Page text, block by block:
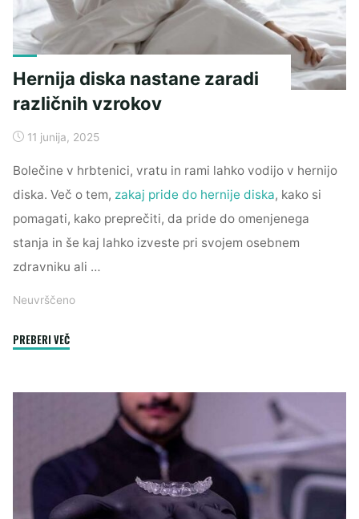
Hernija diska nastane zaradi
različnih vzrokov
11 junija, 2025
Bolečine v hrbtenici, vratu in rami lahko vodijo v hernijo
diska. Več o tem, zakaj pride do hernije diska, kako si
pomagati, kako preprečiti, da pride do omenjenega
stanja in še kaj lahko izveste pri svojem osebnem
zdravniku ali …
Neuvrščeno
PREBERI VEČ"Hernija
vzrokov"